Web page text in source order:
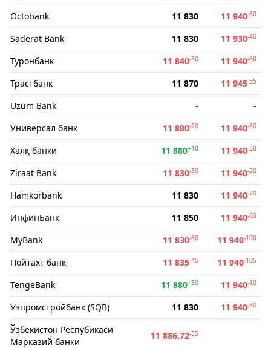
Octobank 11 830 11 940-60
Saderat Bank 11 830 11 930-40
Туронбанк 11 840-30 11 940-60
Трастбанк 11 870 11 945-55
Uzum Bank -
-
Универсал банк
11 880-20 11 940-60
Халқ банки 11 880+10 11 940-30
Ziraat Bank 11 830-50 11 940-20
Hamkorbank 11 830 11 940-20
ИнфинБанк 11 850 11 940-60
MyBank 11 830-60 11 940-100
Пойтахт банк 11 835-45 11 940-105
TengeBank 11 880+30 11 940-10
Узпромстройбанк (SQB) 11 830 11 940-60
Ўзбекистон Респубикаси
Марказий банки
11 886.72-55